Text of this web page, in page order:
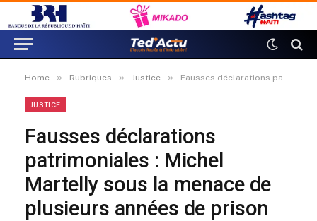
Home » Rubriques » Justice » Fausses déclarations patrimoniales : Michel Martelly sous la menace de plusieurs années de prison
JUSTICE
Fausses déclarations
patrimoniales : Michel
Martelly sous la menace de
plusieurs années de prison